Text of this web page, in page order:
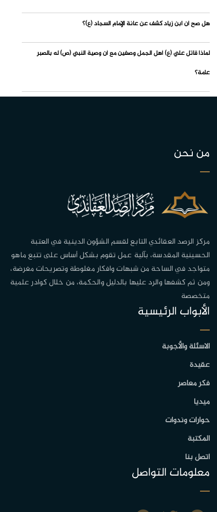
هل صح أن ابن زياد كشف عن عانة الإمام السجاد (ع)؟
لماذا قاتل علي (ع) أهل الجمل وصفين مع أن وصية النبي (ص) له بالصبر
عامة؟
من نحن
مركز الرصد العقائدي التابع لقسم الشؤون الدينية في العتبة
الحسينية المقدسة، بآلية عمل تقوم بشكل أساس على تتبع ماهو
متواجد في الساحة من شبهات وافكار مغلوطة وتصريحات مغرضة،
ومن ثم كشفها والرد عليها بالدليل والحكمة، من خلال كوادر علمية
متخصصة
الأبواب الرئيسية
الاسئلة والأجوبة
عقيدة
فكر معاصر
ميديا
حوارات وندوات
المكتبة
اتصل بنا
معلومات التواصل